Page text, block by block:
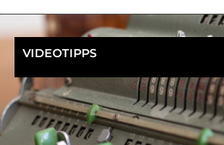
VIDEOTIPPS